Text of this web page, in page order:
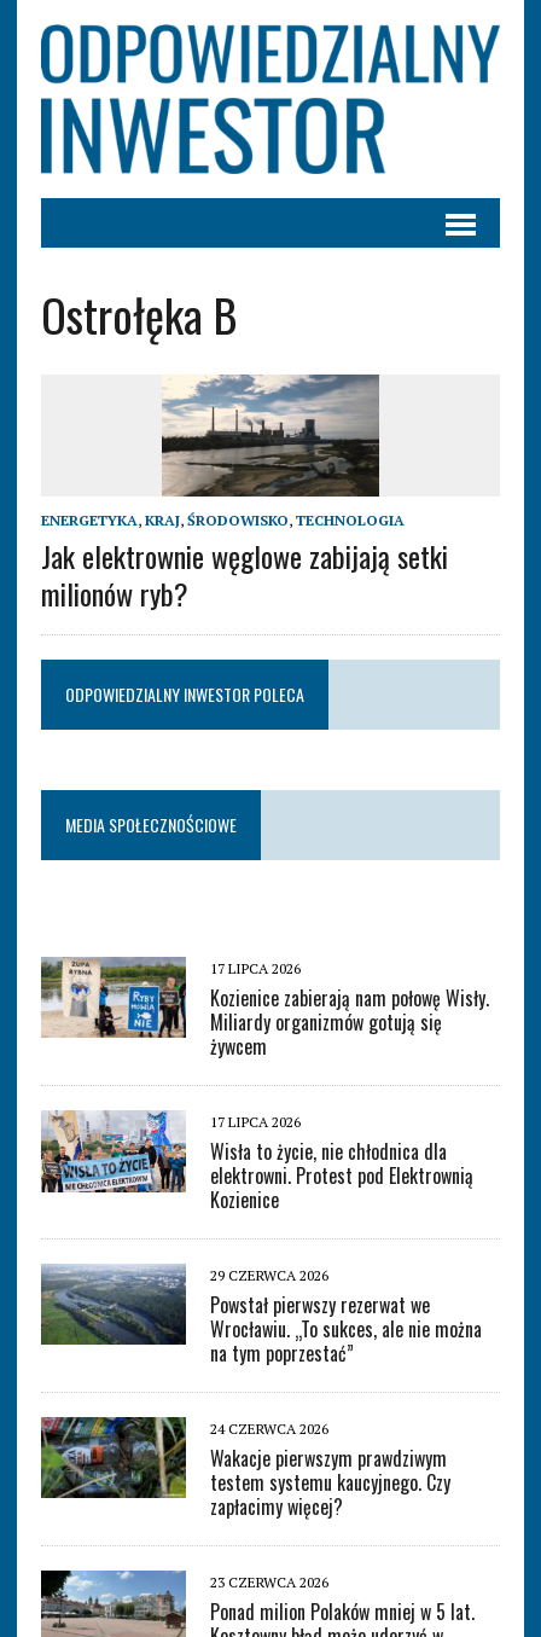
Ostrołęka B
ENERGETYKA, KRAJ, ŚRODOWISKO, TECHNOLOGIA
Jak elektrownie węglowe zabijają setki
milionów ryb?
ODPOWIEDZIALNY INWESTOR POLECA
MEDIA SPOŁECZNOŚCIOWE
17 LIPCA 2026
Kozienice zabierają nam połowę Wisły.
Miliardy organizmów gotują się
żywcem
17 LIPCA 2026
Wisła to życie, nie chłodnica dla
elektrowni. Protest pod Elektrownią
Kozienice
29 CZERWCA 2026
Powstał pierwszy rezerwat we
Wrocławiu. „To sukces, ale nie można
na tym poprzestać”
24 CZERWCA 2026
Wakacje pierwszym prawdziwym
testem systemu kaucyjnego. Czy
zapłacimy więcej?
23 CZERWCA 2026
Ponad milion Polaków mniej w 5 lat.